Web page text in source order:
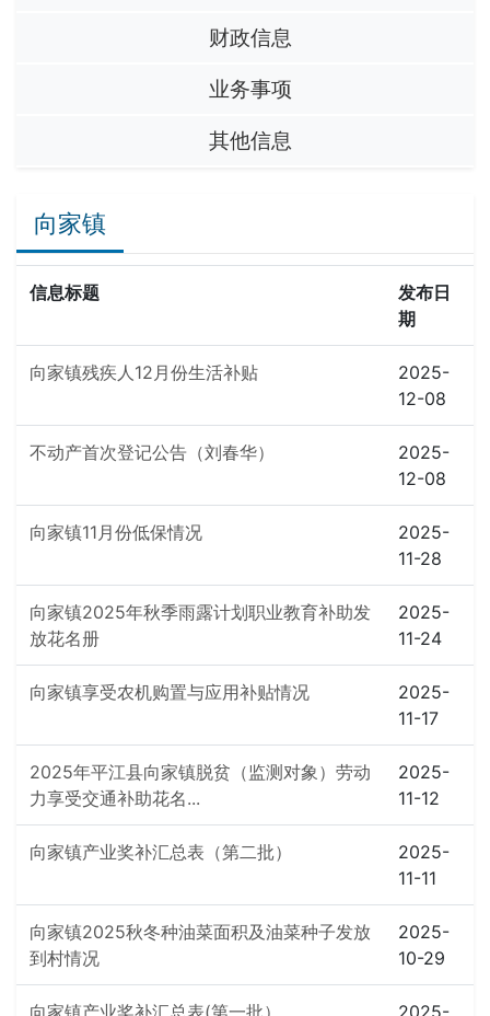
财政信息
业务事项
其他信息
向家镇
信息标题
发布日
期
向家镇残疾人12月份生活补贴
2025-
12-08
不动产首次登记公告（刘春华）
2025-
12-08
向家镇11月份低保情况
2025-
11-28
向家镇2025年秋季雨露计划职业教育补助发
放花名册
2025-
11-24
向家镇享受农机购置与应用补贴情况
2025-
11-17
2025年平江县向家镇脱贫（监测对象）劳动
力享受交通补助花名...
2025-
11-12
向家镇产业奖补汇总表（第二批）
2025-
11-11
向家镇2025秋冬种油菜面积及油菜种子发放
到村情况
2025-
10-29
向家镇产业奖补汇总表(第一批）
2025-